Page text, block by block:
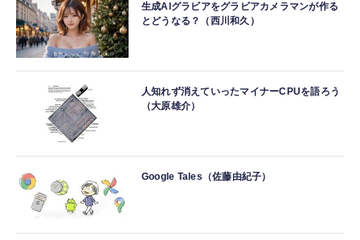
生成AIグラビアをグラビアカメラマンが作る
とどうなる？（西川和久）
人知れず消えていったマイナーCPUを語ろう
（大原雄介）
Google Tales（佐藤由紀子）